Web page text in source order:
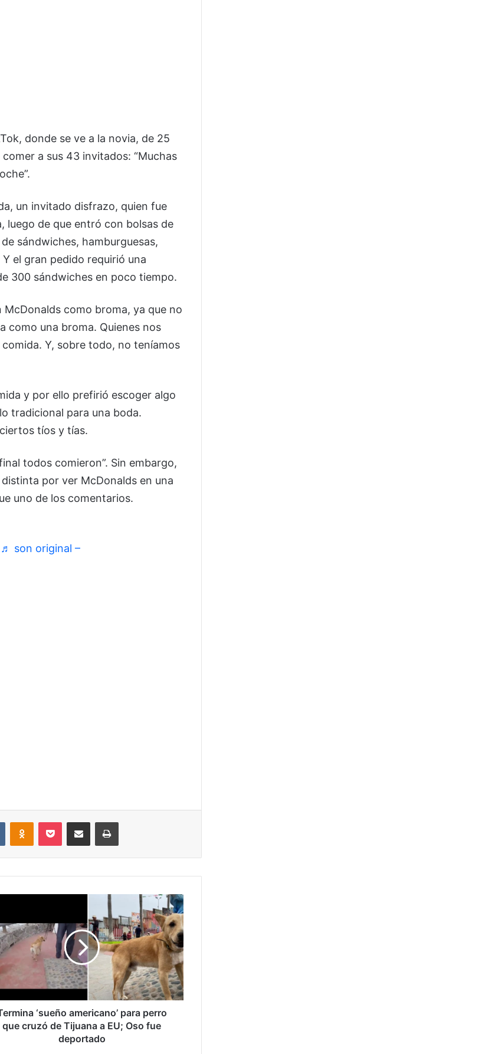
donde se ve a la novia, de 25
a sus 43 invitados: “Muchas
un invitado disfrazo, quien fue
luego de que entró con bolsas de
sándwiches, hamburguesas,
el gran pedido requirió una
300 sándwiches en poco tiempo.
como broma, ya que no
como una broma. Quienes nos
Y, sobre todo, no teníamos
y por ello prefirió escoger algo
tradicional para una boda.
tíos y tías.
todos comieron”. Sin embargo,
por ver McDonalds en una
uno de los comentarios.
♬ son original –
VKontakteOdnoklassniki
Pocket Share via Email Print
‘sueño americano’ para perro
que cruzó de Tijuana a EU; Oso fue
deportado